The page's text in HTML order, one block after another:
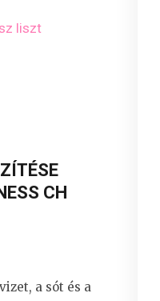
liszt
CH
a sót és a